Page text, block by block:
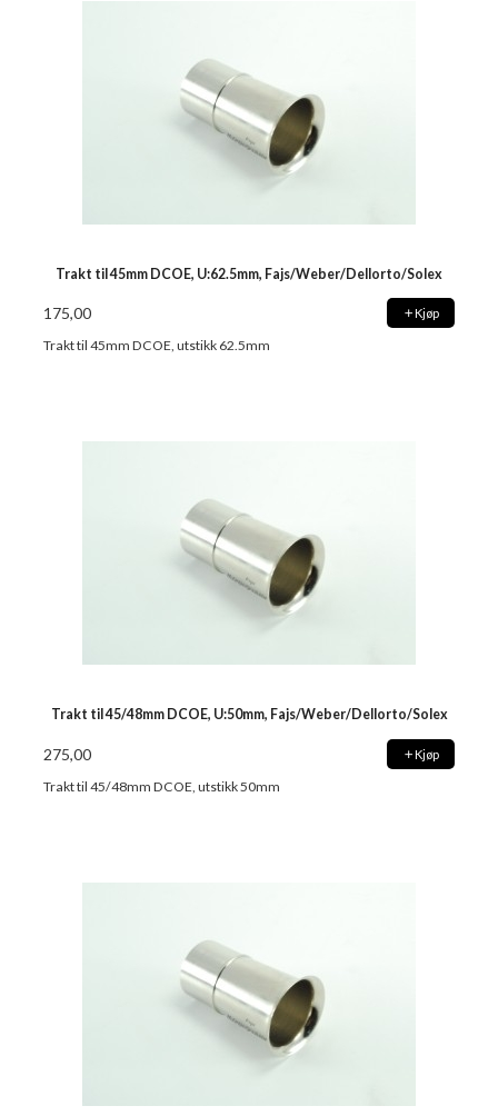
Trakt til 45mm DCOE, U:62.5mm, Fajs/Weber/Dellorto/Solex
175,00 Kjøp
Trakt til 45mm DCOE, utstikk 62.5mm
Trakt til 45/48mm DCOE, U:50mm, Fajs/Weber/Dellorto/Solex
275,00 Kjøp
Trakt til 45/48mm DCOE, utstikk 50mm